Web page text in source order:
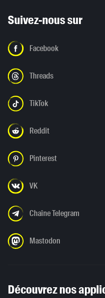
Suivez-nous sur
Facebook
Threads
TikTok
Reddit
Pinterest
VK
Chaîne Telegram
Mastodon
Découvrez nos